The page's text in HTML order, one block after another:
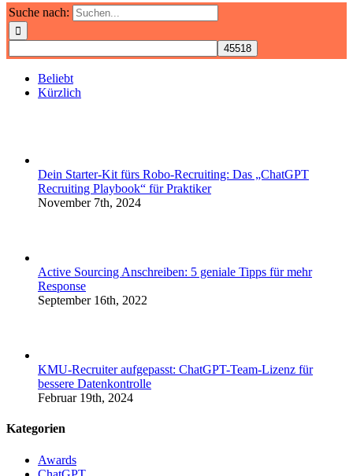
Suche nach:
Beliebt
Kürzlich
Dein Starter-Kit fürs Robo-Recruiting: Das „ChatGPT
Recruiting Playbook“ für Praktiker
November 7th, 2024
Active Sourcing Anschreiben: 5 geniale Tipps für mehr
Response
September 16th, 2022
KMU-Recruiter aufgepasst: ChatGPT-Team-Lizenz für
bessere Datenkontrolle
Februar 19th, 2024
Kategorien
Awards